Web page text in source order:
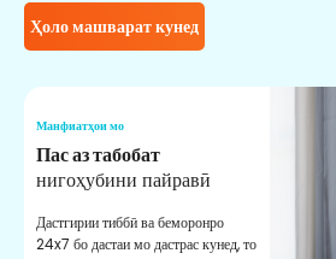
Ҳоло машварат кунед
Манфиатҳои мо
Мушовири тиббӣ
Аз мушовирони тиббии ботаҷрибаи
мо мунтазам дастгирӣ гиред. Ба
шумо маслиҳат ва роҳнамоии